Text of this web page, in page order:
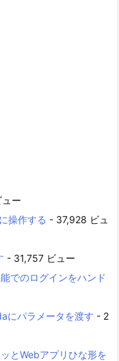
ー
操作する - 37,928 ビュ
- 31,757 ビュー
でのログインをハンド
にパラメータを渡す - 2
とWebアプリひな形を